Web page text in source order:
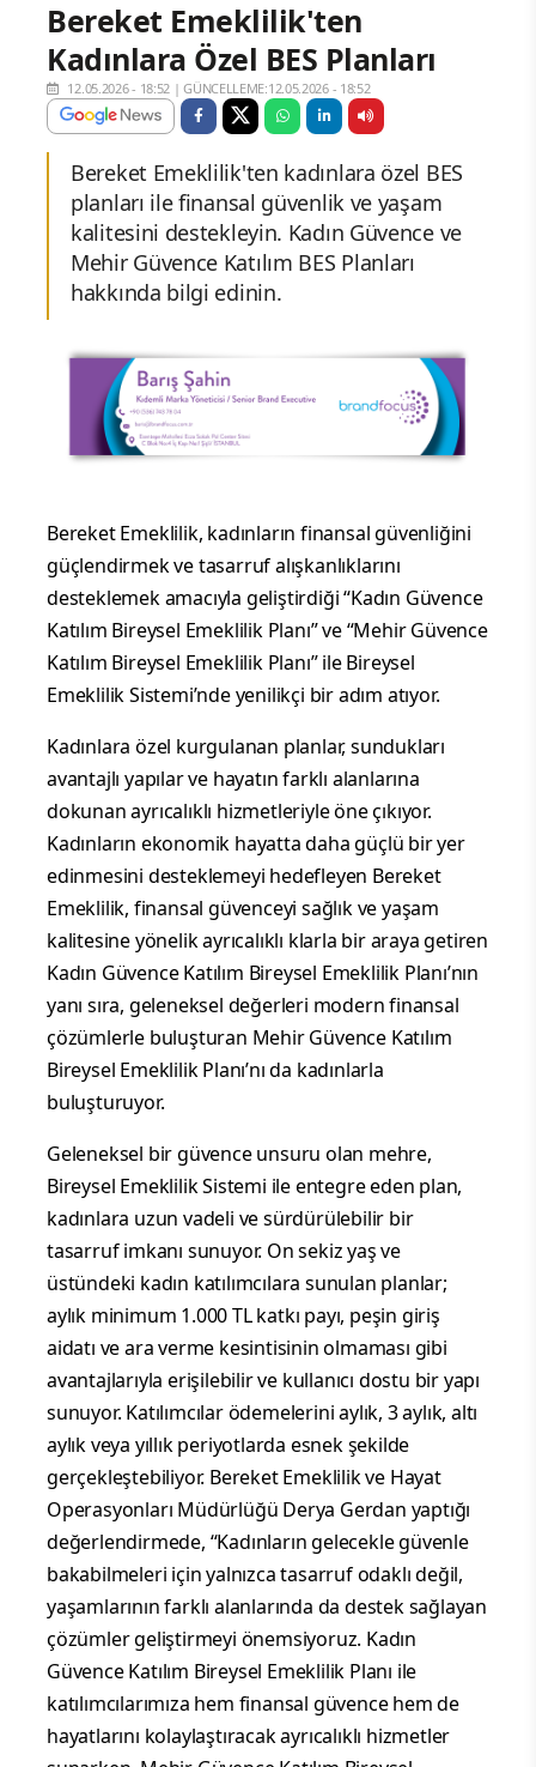
Bereket Emeklilik'ten
Kadınlara Özel BES Planları
12.05.2026 - 18:52 |GÜNCELLEME:12.05.2026 - 18:52
Bereket Emeklilik'ten kadınlara özel BES
planları ile finansal güvenlik ve yaşam
kalitesini destekleyin. Kadın Güvence ve
Mehir Güvence Katılım BES Planları
hakkında bilgi edinin.
Bereket Emeklilik, kadınların finansal güvenliğini
güçlendirmek ve tasarruf alışkanlıklarını
desteklemek amacıyla geliştirdiği “Kadın Güvence
Katılım Bireysel Emeklilik Planı” ve “Mehir Güvence
Katılım Bireysel Emeklilik Planı” ile Bireysel
Emeklilik Sistemi’nde yenilikçi bir adım atıyor.
Kadınlara özel kurgulanan planlar, sundukları
avantajlı yapılar ve hayatın farklı alanlarına
dokunan ayrıcalıklı hizmetleriyle öne çıkıyor.
Kadınların ekonomik hayatta daha güçlü bir yer
edinmesini desteklemeyi hedefleyen Bereket
Emeklilik, finansal güvenceyi sağlık ve yaşam
kalitesine yönelik ayrıcalıklı klarla bir araya getiren
Kadın Güvence Katılım Bireysel Emeklilik Planı’nın
yanı sıra, geleneksel değerleri modern finansal
çözümlerle buluşturan Mehir Güvence Katılım
Bireysel Emeklilik Planı’nı da kadınlarla
buluşturuyor.
Geleneksel bir güvence unsuru olan mehre,
Bireysel Emeklilik Sistemi ile entegre eden plan,
kadınlara uzun vadeli ve sürdürülebilir bir
tasarruf imkanı sunuyor. On sekiz yaş ve
üstündeki kadın katılımcılara sunulan planlar;
aylık minimum 1.000 TL katkı payı, peşin giriş
aidatı ve ara verme kesintisinin olmaması gibi
avantajlarıyla erişilebilir ve kullanıcı dostu bir yapı
sunuyor. Katılımcılar ödemelerini aylık, 3 aylık, altı
aylık veya yıllık periyotlarda esnek şekilde
gerçekleştebiliyor. Bereket Emeklilik ve Hayat
Operasyonları Müdürlüğü Derya Gerdan yaptığı
değerlendirmede, “Kadınların gelecekle güvenle
bakabilmeleri için yalnızca tasarruf odaklı değil,
yaşamlarının farklı alanlarında da destek sağlayan
çözümler geliştirmeyi önemsiyoruz. Kadın
Güvence Katılım Bireysel Emeklilik Planı ile
katılımcılarımıza hem finansal güvence hem de
hayatlarını kolaylaştıracak ayrıcalıklı hizmetler